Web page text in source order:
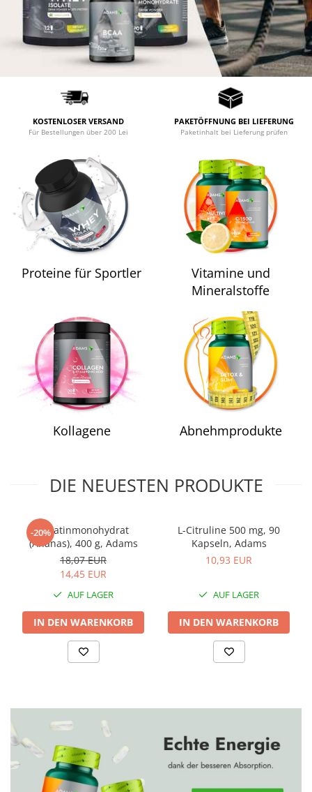
L-Arginin
Sonstiges
Zubehör
Sporttaschen
Proteinriegel
Andere Riegel
Herzerkrankungen
Hormonstörungen
Knochensystem
Kreislaufsystem
Leberschutz
Migräne
Muskelkrämpfe
Muskelsystem
Nervensystem
Okulare
Prostata
Schilddrüse
Schlaf
Speicher
Urinieren
Wechseljahre
KOSTENLOSER VERSAND
Für Bestellungen über 200 Lei
PAKETÖFFNUNG BEI LIEFERUNG
Paketinhalt bei Lieferung prüfen
Proteine für Sportler
Vitamine und
Mineralstoffe
Kollagene Abnehmprodukte
DIE NEUESTEN PRODUKTE
-20%
Kreatinmonohydrat
(Ananas), 400 g, Adams
18,07 EUR
14,45 EUR
AUF LAGER
IN DEN WARENKORB
L-Citruline 500 mg, 90
Kapseln, Adams
10,93 EUR
AUF LAGER
IN DEN WARENKORB